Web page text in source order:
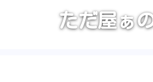
ただ屋ぁ